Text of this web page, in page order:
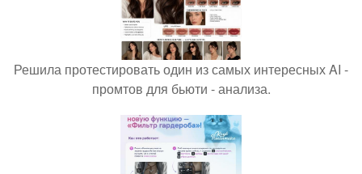
Решила протестировать один из самых интересных AI -
промтов для бьюти - анализа.